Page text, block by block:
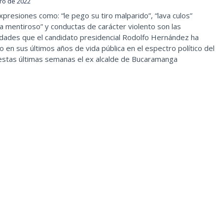
como: “le pego su tiro malparido”, “lava culos”
mentiroso” y conductas de carácter violento son las
que el candidato presidencial Rodolfo Hernández ha
en sus últimos años de vida pública en el espectro político del
últimas semanas el ex alcalde de Bucaramanga